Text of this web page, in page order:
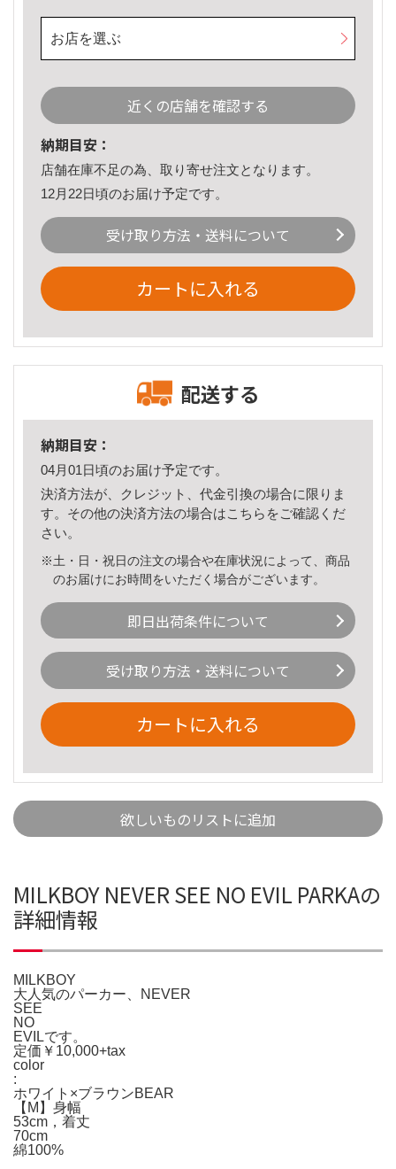
お店を選ぶ
近くの店舗を確認する
納期目安：
店舗在庫不足の為、取り寄せ注文となります。
12月22日頃のお届け予定です。
受け取り方法・送料について
カートに入れる
配送する
納期目安：
04月01日頃のお届け予定です。
決済方法が、クレジット、代金引換の場合に限りま
す。その他の決済方法の場合はこちら をご確認くだ
さい。
※土・日・祝日の注文の場合や在庫状況によって、商品
のお届けにお時間をいただく場合がございます。
即日出荷条件について
受け取り方法・送料について
カートに入れる
欲しいものリストに追加
MILKBOY NEVER SEE NO EVIL PARKAの
詳細情報
MILKBOY
大人気のパーカー、NEVER
SEE
NO
EVILです。
定価￥10,000+tax
color
:
ホワイト×ブラウンBEAR
【M】身幅
53cm，着丈
70cm
綿100%